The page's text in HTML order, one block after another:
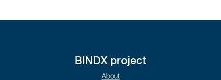
BINDX project
About